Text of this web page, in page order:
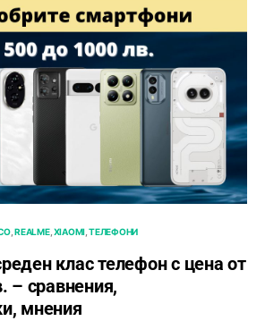
REALME XIAOMI ТЕЛЕФОНИ
клас телефон с цена от
– сравнения,
мнения